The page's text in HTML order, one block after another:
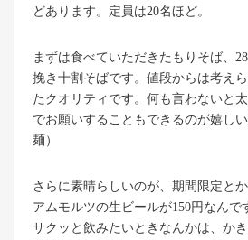
どあります。定員は20名ほど。
まずは食べていただきたもりそば、
挽き十割そばです。値段からは考え
たクオリティです。何も言わないと
でお願いすることもできるのが嬉し
麺）
さらに素晴らしいのが、期間限定と
アムモルツの生ビールが150円なんで
サクッと飲みたいときなんかは、かき